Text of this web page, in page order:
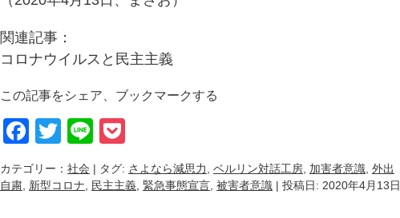
関連記事：
コロナウイルスと民主主義
この記事をシェア、ブックマークする
Facebook
Twitter
Line
カテゴリー： 社会 | タグ: さよなら減思力 ベルリン対話工房 加害者意識 外出
自粛 新型コロナ 民主主義 緊急事態宣言 被害者意識 | 投稿日: 2020年4月13日